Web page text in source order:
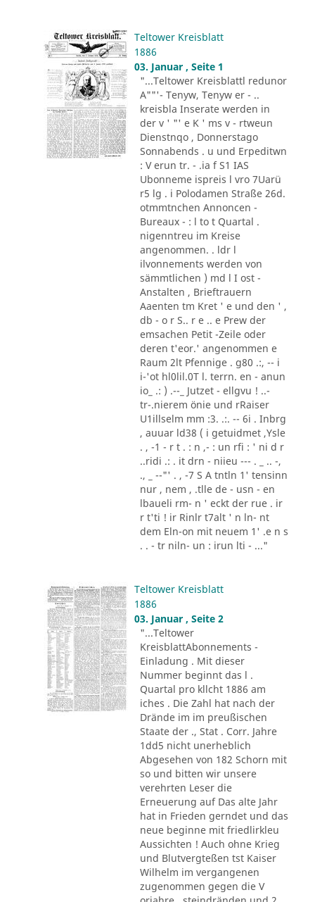
Teltower Kreisblatt
1886
03. Januar , Seite 1
"...Teltower Kreisblattl redunor
A""'- Tenyw, Tenyw er - ..
kreisbla Inserate werden in
der v ' "' e K ' ms v - rtweun
Dienstnqo , Donnerstago
Sonnabends . u und Erpeditwn
: V erun tr. - .ia f S1 IAS
Ubonneme ispreis l vro 7Uarü
r5 lg . i Polodamen Straße 26d.
otmmtnchen Annoncen -
Bureaux - : l to t Quartal .
nigenntreu im Kreise
angenommen. . ldr l
ilvonnements werden von
sämmtlichen ) md l I ost -
Anstalten , Brieftrauern
Aaenten tm Kret ' e und den ' ,
db - o r S.. r e .. e Prew der
emsachen Petit -Zeile oder
deren t'eor.' angenommen e
Raum 2lt Pfennige . g80 .:, -- i
i-'ot hl0lil.0T l. terrn. en - anun
io_ .: ) .--_ Jutzet - ellgvu ! ..-
tr-.nierem önie und rRaiser
U1illselm mm :3. .:. -- 6i . Inbrg
, auuar ld38 ( i getuidmet ,Ysle
. , -1 - r t . : n ,- : un rfi : ' ni d r
..ridi .: . it drn - niieu --- . _ .. -,
., _ --"' . , -7 S A tntln 1' tensinn
nur , nem , .tlle de - usn - en
lbaueli rm- n ' eckt der rue . ir
r t'ti ! ir Rinlr t7alt ' n ln- nt
dem Eln-on mit neuem 1' .e n s
. . - tr niln- un : irun lti - ..."
Teltower Kreisblatt
1886
03. Januar , Seite 2
"...Teltower
KreisblattAbonnements -
Einladung . Mit dieser
Nummer beginnt das l .
Quartal pro kllcht 1886 am
iches . Die Zahl hat nach der
Drände im im preußischen
Staate der ., Stat . Corr. Jahre
1dd5 nicht unerheblich
Abgesehen von 182 Schorn mit
so und bitten wir unsere
verehrten Leser die
Erneuerung auf Das alte Jahr
hat in Frieden gerndet und das
neue beginne mit friedlirkleu
Aussichten ! Auch ohne Krieg
und Blutvergteßen tst Kaiser
Wilhelm im vergangenen
zugenommen gegen die V